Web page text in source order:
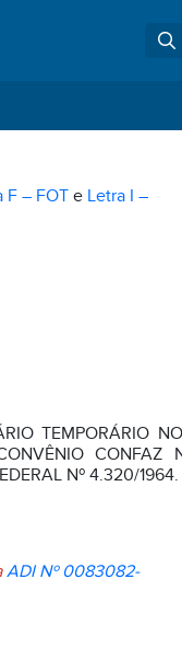
F – FOT e Letra I –
TEMPORÁRIO
CONFAZ
Nº 4.320/1964.
ADI Nº 0083082-